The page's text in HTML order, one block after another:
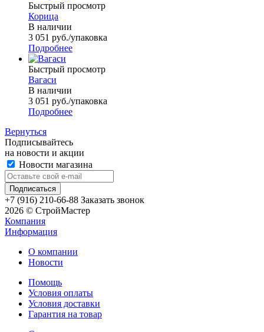
Быстрый просмотр
Корица
В наличии
3 051 руб./упаковка
Подробнее
Быстрый просмотр
Вагаси
В наличии
3 051 руб./упаковка
Подробнее
Вернуться
Подписывайтесь
на новости и акции
Новости магазина
+7 (916) 210-66-88 Заказать звонок
2026 © СтройМастер
Компания
Информация
О компании
Новости
Помощь
Условия оплаты
Условия доставки
Гарантия на товар